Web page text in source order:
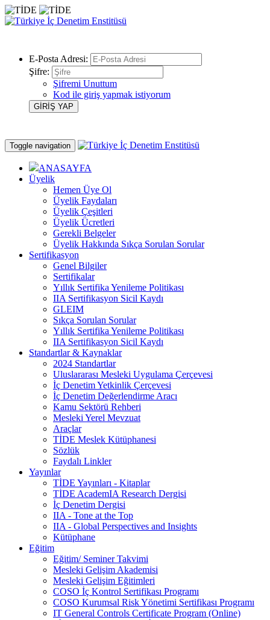
E-Posta Adresi:
Şifre:
Şifremi Unuttum
Kod ile giriş yapmak istiyorum
Toggle navigation
ANASAYFA
Üyelik
Hemen Üye Ol
Üyelik Faydaları
Üyelik Çeşitleri
Üyelik Ücretleri
Gerekli Belgeler
Üyelik Hakkında Sıkça Sorulan Sorular
Sertifikasyon
Genel Bilgiler
Sertifikalar
Yıllık Sertifika Yenileme Politikası
IIA Sertifikasyon Sicil Kaydı
GLEIM
Sıkça Sorulan Sorular
Yıllık Sertifika Yenileme Politikası
IIA Sertifikasyon Sicil Kaydı
Standartlar & Kaynaklar
2024 Standartlar
Uluslararası Mesleki Uygulama Çerçevesi
İç Denetim Yetkinlik Çerçevesi
İç Denetim Değerlendirme Aracı
Kamu Sektörü Rehberi
Mesleki Yerel Mevzuat
Araçlar
TİDE Meslek Kütüphanesi
Sözlük
Faydalı Linkler
Yayınlar
TİDE Yayınları - Kitaplar
TİDE AcademIA Research Dergisi
İç Denetim Dergisi
IIA - Tone at the Top
IIA - Global Perspectives and Insights
Kütüphane
Eğitim
Eğitim/ Seminer Takvimi
Mesleki Gelişim Akademisi
Mesleki Gelişim Eğitimleri
COSO İç Kontrol Sertifikası Programı
COSO Kurumsal Risk Yönetimi Sertifikası Programı
IT General Controls Certificate Program (Online)